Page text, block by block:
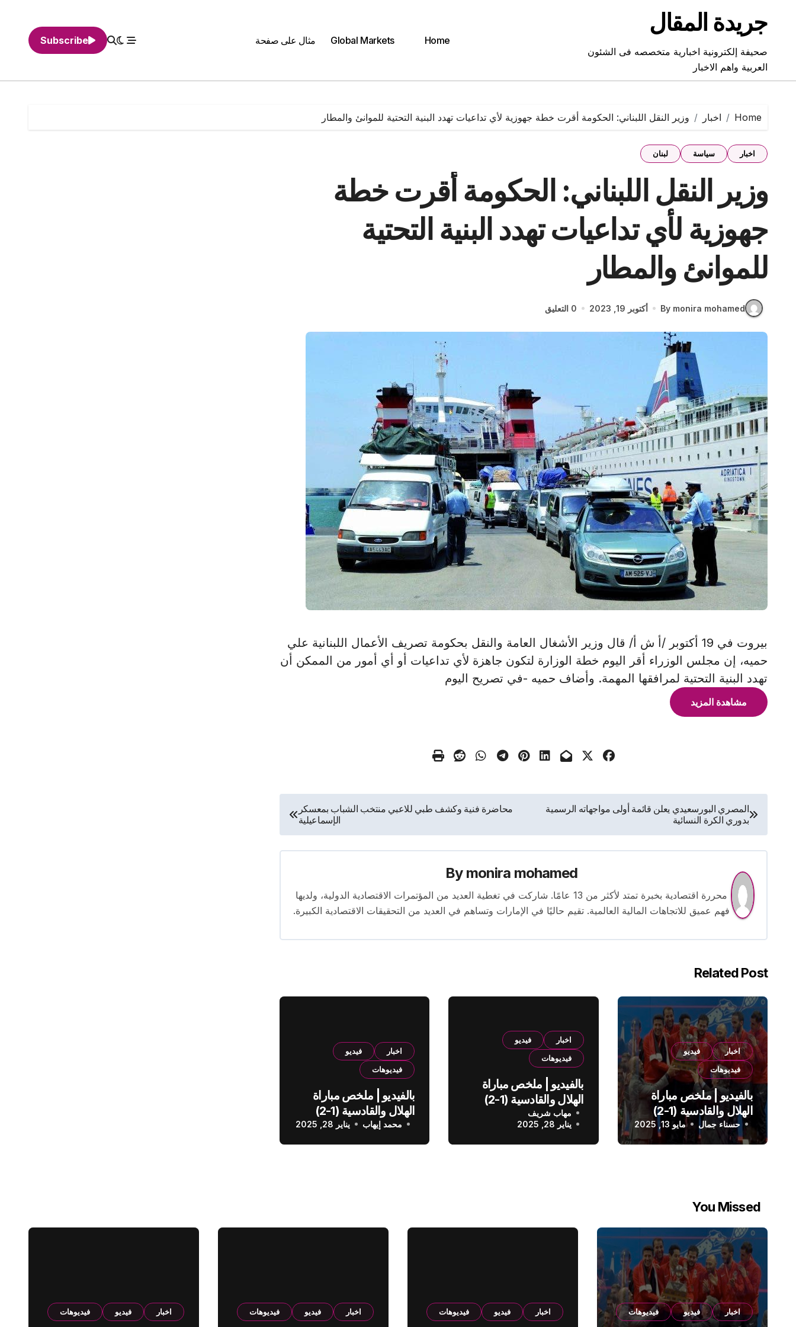
contentجريدة المقال
صحيفة إلكترونية اخبارية متخصصه فى الشئون
العربية واهم الاخبار
Home
Global Markets مثال على صفحة Subscribe
Home اخبار وزير النقل اللبناني: الحكومة أقرت خطة جهوزية لأي تداعيات تهدد البنية التحتية للموانئ والمطار
اخبار سياسة لبنان
وزير النقل اللبناني: الحكومة أقرت خطة
جهوزية لأي تداعيات تهدد البنية التحتية
للموانئ والمطار
By monira mohamed أكتوبر 19, 2023 0 التعليق
بيروت في 19 أكتوبر /أ ش أ/ قال وزير الأشغال العامة والنقل بحكومة تصريف الأعمال اللبنانية علي
حميه، إن مجلس الوزراء أقر اليوم خطة الوزارة لتكون جاهزة لأي تداعيات أو أي أمور من الممكن أن
تهدد البنية التحتية لمرافقها المهمة. وأضاف حميه -في تصريح اليوم
مشاهدة المزيد
تصفّح
المقالات
المصري البورسعيدي يعلن قائمة أولى مواجهاته الرسمية
بدوري الكرة النسائية
محاضرة فنية وكشف طبي للاعبي منتخب الشباب بمعسكر
الإسماعيلية
By monira mohamed
محررة اقتصادية بخبرة تمتد لأكثر من 13 عامًا. شاركت في تغطية العديد من المؤتمرات الاقتصادية الدولية، ولديها
فهم عميق للاتجاهات المالية العالمية. تقيم حاليًا في الإمارات وتساهم في العديد من التحقيقات الاقتصادية الكبيرة.
Related Post
اخبار
فيديو
فيديوهات
بالفيديو | ملخص مباراة
الهلال والقادسية (1-2)
الدوري السعودي
حسناء جمال مايو 13, 2025
اخبار
فيديو
فيديوهات
بالفيديو | ملخص مباراة
الهلال والقادسية (1-2)
الدوري السعودي
مهاب شريف
يناير 28, 2025
اخبار
فيديو
فيديوهات
بالفيديو | ملخص مباراة
الهلال والقادسية (1-2)
الدوري السعودي
محمد إيهاب يناير 28, 2025
You Missed
اخبار فيديو فيديوهات اخبار فيديو فيديوهات اخبار فيديو فيديوهات اخبار فيديو فيديوهات